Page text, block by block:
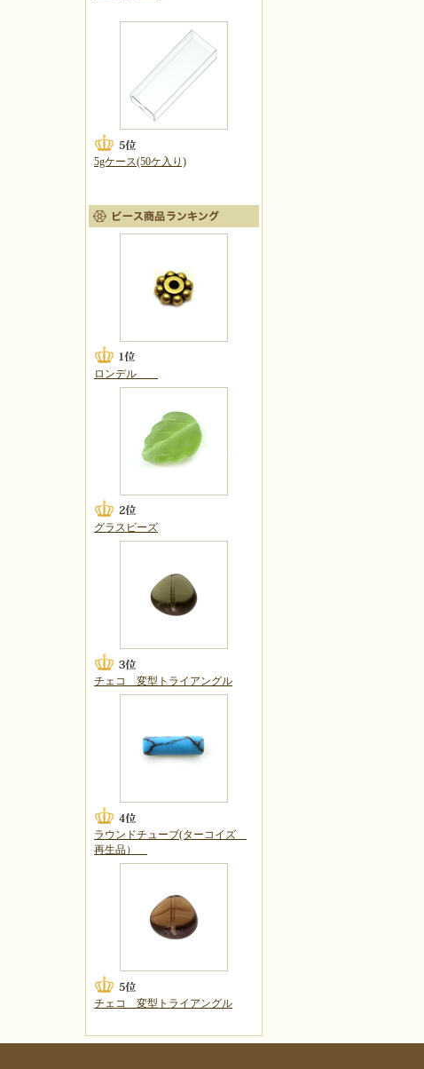
5gケース(50ケ入り)
ロンデル
グラスビーズ
チェコ 変型トライアングル
ラウンドチューブ(ターコイズ
再生品）
チェコ 変型トライアングル